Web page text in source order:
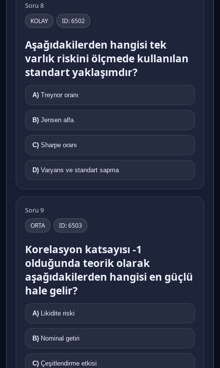
Soru 8
KOLAY ID: 6502
Aşağıdakilerden hangisi tek
varlık riskini ölçmede kullanılan
standart yaklaşımdır?
A) Treynor oranı
B) Jensen alfa
C) Sharpe oranı
D) Varyans ve standart sapma
Soru 9
ORTA ID: 6503
Korelasyon katsayısı -1
olduğunda teorik olarak
aşağıdakilerden hangisi en güçlü
hale gelir?
A) Likidite riski
B) Nominal getiri
C) Çeşitlendirme etkisi